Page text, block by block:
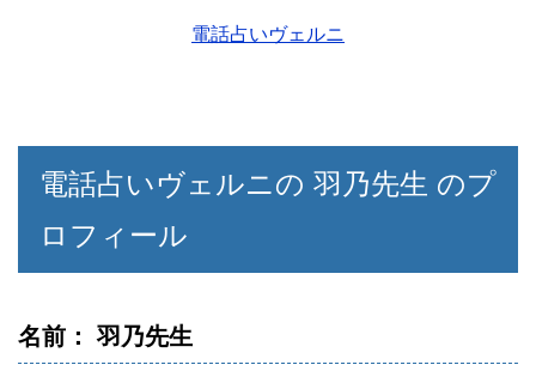
電話占いヴェルニ
電話占いヴェルニの 羽乃先生 のプ
ロフィール
名前： 羽乃先生